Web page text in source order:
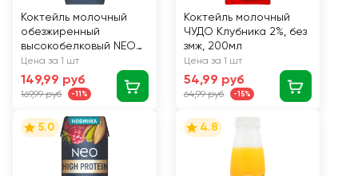
Коктейль молочный
обезжиренный
высокобелковый NEO
БЗМЖ с
шоколадом.260г.
Цена за 1 шт
149,99 руб
169,99 руб -11%
Коктейль молочный
ЧУДО Клубника 2%, без
змж, 200мл
Цена за 1 шт
54,99 руб
64,99 руб -15%
5.0 4.8